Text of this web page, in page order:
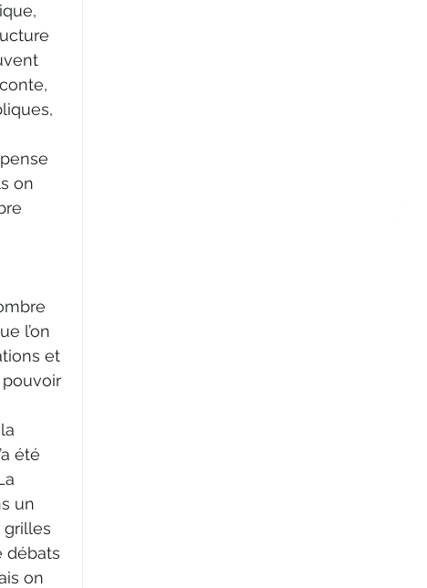
on
l’on
et
été
un
débats
on